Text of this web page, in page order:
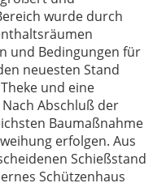
wurde durch
und Bedingungen für
neuesten Stand
und eine
Abschluß der
Baumaßnahme
erfolgen. Aus
Schießstand
Schützenhaus